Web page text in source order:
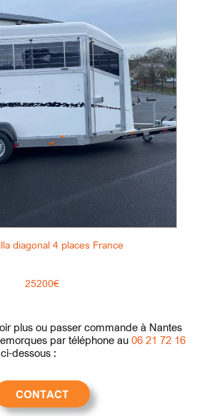
diagonal 4 places France
25200€
plus ou passer commande à Nantes
par téléphone au 06 21 72 16
dessous :
CONTACT